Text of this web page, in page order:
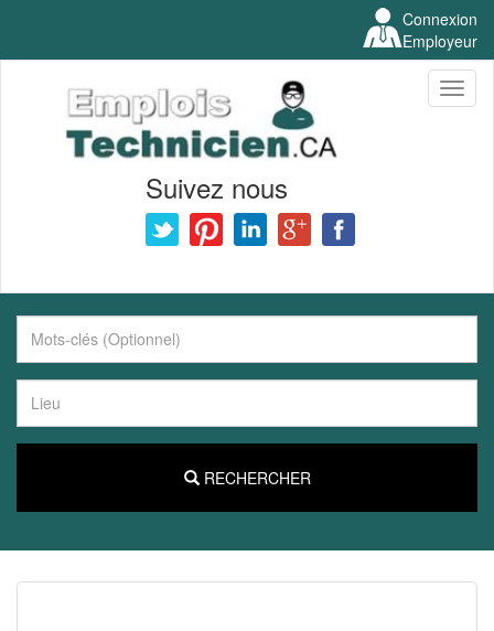
Connexion
Employeur
Suivez nous
RECHERCHER